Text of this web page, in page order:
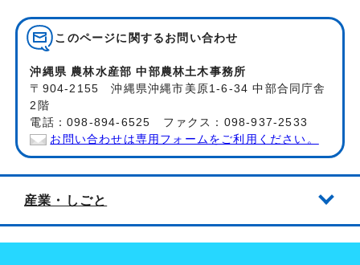
このページに関する お問い合わせ
沖縄県 農林水産部 中部農林土木事務所
〒904-2155 沖縄県沖縄市美原1-6-34 中部合同庁舎
2階
電話：098-894-6525 ファクス：098-937-2533
お問い合わせは専用フォームをご利用ください。
産業・しごと